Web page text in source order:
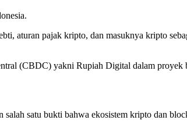
aturan pajak kripto, dan masuknya kripto
(CBDC) yakni Rupiah Digital dalam proyek
satu bukti bahwa ekosistem kripto dan